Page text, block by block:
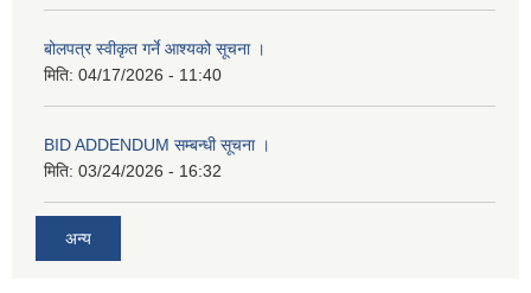
बोलपत्र स्वीकृत गर्ने आश्यको सूचना ।
मिति: 04/17/2026 - 11:40
BID ADDENDUM सम्बन्धी सूचना ।
मिति: 03/24/2026 - 16:32
अन्य